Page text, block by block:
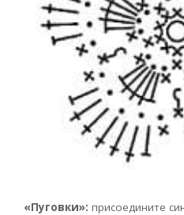
«Пуговки»: присоедините